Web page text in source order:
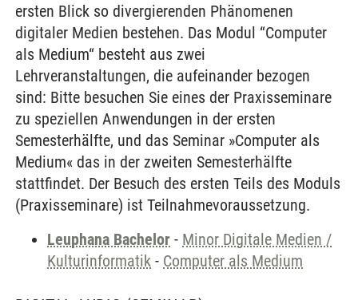
ersten Blick so divergierenden Phänomenen
digitaler Medien bestehen. Das Modul “Computer
als Medium“ besteht aus zwei
Lehrveranstaltungen, die aufeinander bezogen
sind: Bitte besuchen Sie eines der Praxisseminare
zu speziellen Anwendungen in der ersten
Semesterhälfte, und das Seminar »Computer als
Medium« das in der zweiten Semesterhälfte
stattfindet. Der Besuch des ersten Teils des Moduls
(Praxisseminare) ist Teilnahmevoraussetzung.
Leuphana Bachelor - Minor Digitale Medien /
Kulturinformatik - Computer als Medium